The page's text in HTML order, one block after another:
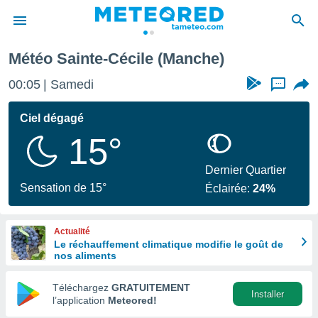
de
en
Météo Sainte-Cécile (Manche)
00:05 Samedi ...
Ciel dégagé
15°
Sensation de 15°
Dernier Quartier
Éclairée:24%
Actualité
Le réchauffement climatique modifie le goût de
nos aliments
Téléchargez GRATUITEMENT
l’application Meteored!
Installer